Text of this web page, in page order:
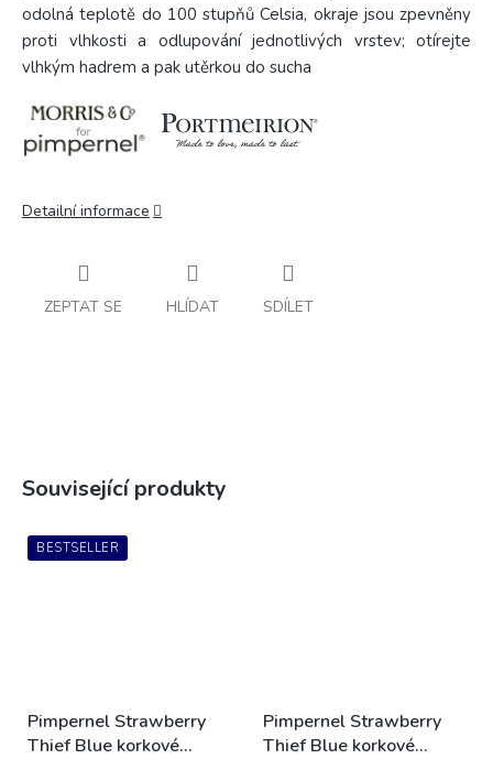
odolná teplotě do 100 stupňů Celsia, okraje jsou zpevněny
proti vlhkosti a odlupování jednotlivých vrstev; otírejte
vlhkým hadrem a pak utěrkou do sucha
Detailní informace
ZEPTAT SE HLÍDAT SDÍLET
Související produkty
BESTSELLER
Pimpernel Strawberry
Thief Blue korkové
Pimpernel Strawberry
Thief Blue korkové